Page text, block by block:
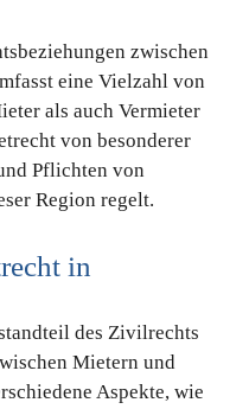
zwischen
eine Vielzahl von
als auch Vermieter
von besonderer
Pflichten von
Region regelt.
in
des Zivilrechts
Mietern und
Aspekte, wie